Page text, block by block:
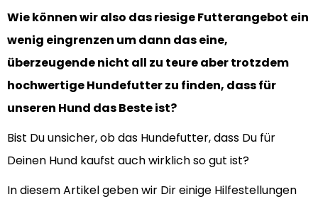
Wie können wir also das riesige Futterangebot ein
wenig eingrenzen um dann das eine,
überzeugende nicht all zu teure aber trotzdem
hochwertige Hundefutter zu finden, dass für
unseren Hund das Beste ist?
Bist Du unsicher, ob das Hundefutter, dass Du für
Deinen Hund kaufst auch wirklich so gut ist?
In diesem Artikel geben wir Dir einige Hilfestellungen